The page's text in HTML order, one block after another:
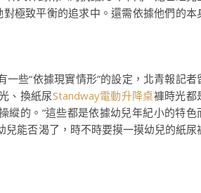
對極致平衡的追求中。還需依據他們的本
一些“依據現實情形”的設定，北青報記者
、換紙尿Standway電動升降桌褲時光都
縱的。“這些都是依據幼兒年紀小的特色
兒能否渴了，時不時要摸一摸幼兒的紙尿